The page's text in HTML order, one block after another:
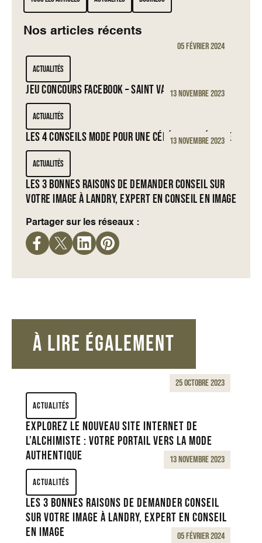
Nos articles récents
05 février 2024
Actualités
JEU CONCOURS FACEBOOK – SAINT VALENTIN13 novembre 2023
Actualités
LES 4 CONSEILS MODE POUR UNE CÉRÉMONIE RÉUSSIE
13 novembre 2023
Actualités
Les 3 bonnes raisons de demander conseil sur
votre image à Landry, experT en conseil en image
Partager sur les réseaux :
À LIRE ÉGALEMENT
25 octobre 2023
Actualités
Explorez le nouveau site internet de
l’Alchimiste : Votre portail vers la mode
authentique
13 novembre 2023
Actualités
Les 3 bonnes raisons de demander conseil
sur votre image à Landry, experT en conseil
en image
05 février 2024